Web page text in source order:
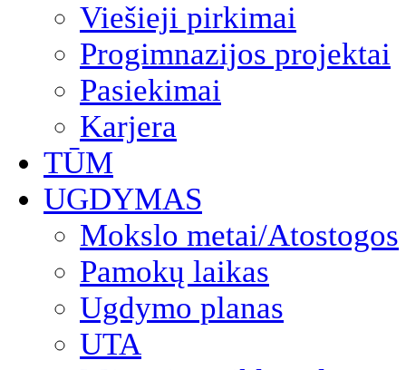
Viešieji pirkimai
Progimnazijos projektai
Pasiekimai
Karjera
TŪM
UGDYMAS
Mokslo metai/Atostogos
Pamokų laikas
Ugdymo planas
UTA